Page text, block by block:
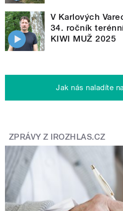
V Karlových
34. ročník
KIWI MUŽ 2025
Jak nás naladíte
ZPRÁVY Z IROZHLAS.CZ